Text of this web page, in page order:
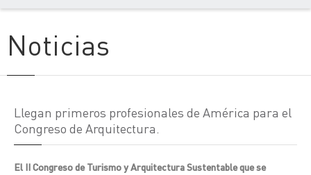
Noticias
Llegan primeros profesionales de América para el
Congreso de Arquitectura.
El II Congreso de Turismo y Arquitectura Sustentable que se